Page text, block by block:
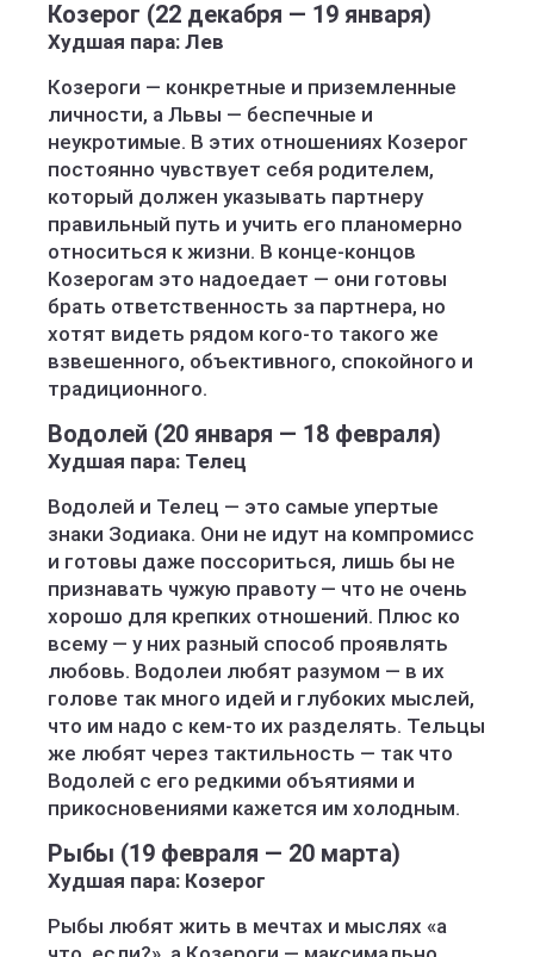
Козерог (22 декабря — 19 января)
Худшая пара: Лев
Козероги — конкретные и приземленные
личности, а Львы — беспечные и
неукротимые. В этих отношениях Козерог
постоянно чувствует себя родителем,
который должен указывать партнеру
правильный путь и учить его планомерно
относиться к жизни. В конце-концов
Козерогам это надоедает — они готовы
брать ответственность за партнера, но
хотят видеть рядом кого-то такого же
взвешенного, объективного, спокойного и
традиционного.
Водолей (20 января — 18 февраля)
Худшая пара: Телец
Водолей и Телец — это самые упертые
знаки Зодиака. Они не идут на компромисс
и готовы даже поссориться, лишь бы не
признавать чужую правоту — что не очень
хорошо для крепких отношений. Плюс ко
всему — у них разный способ проявлять
любовь. Водолеи любят разумом — в их
голове так много идей и глубоких мыслей,
что им надо с кем-то их разделять. Тельцы
же любят через тактильность — так что
Водолей с его редкими объятиями и
прикосновениями кажется им холодным.
Рыбы (19 февраля — 20 марта)
Худшая пара: Козерог
Рыбы любят жить в мечтах и мыслях «а